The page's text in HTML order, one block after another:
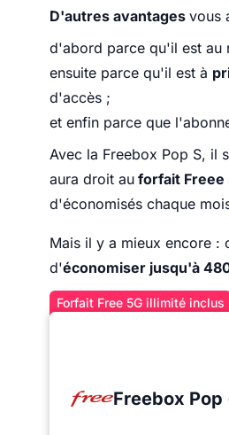
D'autres avantages vous
d'abord parce qu'il est au
ensuite parce qu'il est à
d'accès ;
et enfin parce que
Avec la Freebox Pop S, il
aura droit au forfait Freee
d'économisés chaque
Mais il y a mieux encore :
d'économiser jusqu'à
Forfait Free 5G illimité inclus
Freebox Pop